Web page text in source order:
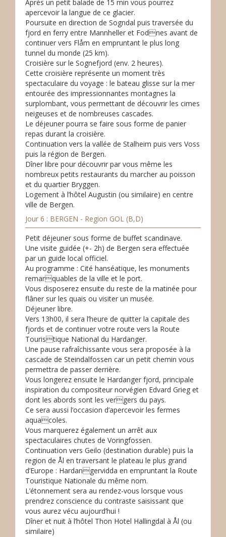
Après un petit balade de 15 min vous pourrez
apercevoir la langue de ce glacier.
Poursuite en direction de Sogndal puis traversée du
fjord en ferry entre Mannheller et Fodnes avant de
continuer vers Flåm en empruntant le plus long
tunnel du monde (25 km).
Croisière sur le Sognefjord (env. 2 heures).
Cette croisière représente un moment très
spectaculaire du voyage : le bateau glisse sur la mer
entourée des impressionnantes montagnes la
surplombant, vous permettant de découvrir les cimes
neigeuses et de nombreuses cascades.
Le déjeuner pourra se faire sous forme de panier
repas durant la croisière.
Continuation vers la vallée de Stalheim puis vers Voss
puis la région de Bergen.
Dîner libre pour découvrir par vous même les
nombreux petits restaurants du marcher au poisson
et du quartier Bryggen.
Logement à l’hôtel Augustin (ou similaire) en centre
ville de Bergen.
Jour 6 : BERGEN - Region GOL (B,D)
Petit déjeuner sous forme de buffet scandinave.
Une visite guidée (+- 2h) de Bergen sera effectuée
par un guide local officiel.
Au programme : Cité hanséatique, les monuments
remarquables de la ville et le port.
Vous disposerez ensuite du reste de la matinée pour
flâner sur les quais ou visiter un musée.
Déjeuner libre.
Vers 13h00, il sera l’heure de quitter la capitale des
fjords et de continuer votre route vers la Route
Touristique National du Hardanger.
Une pause rafraîchissante vous sera proposée à la
cascade de Steindalfossen car un petit chemin vous
permettra de passer derrière.
Vous longerez ensuite le Hardanger fjord, principale
inspiration du compositeur norvégien Edvard Grieg et
dont les abords sont les vergers du pays.
Ce sera aussi l’occasion d’apercevoir les fermes
aquacoles.
Vous marquerez également un arrêt aux
spectaculaires chutes de Voringfossen.
Continuation vers Geilo (destination durable) puis la
region de Ål en traversant le plateau le plus grand
d’Europe : Hardangervidda en empruntant la Route
Touristique Nationale du même nom.
L’étonnement sera au rendez-vous lorsque vous
prendrez conscience du contraste saisissant que
vous aurez vécu aujourd’hui !
Dîner et nuit à l’hôtel Thon Hotel Hallingdal à Ål (ou
similaire)